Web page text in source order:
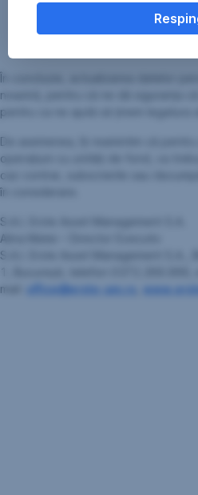
legali, beneficiari reali ai
titularul contractului este
În concluzie, actualizarea datelor
noastră, pentru că ne dă siguranța
pentru ca ne ajută să ținem legatura
De asemenea, îți reamintim că pentru
operațiuni cu unități de fond, va
caz contrar, subscrierile sau
în considerare.
S.A.I. Erste Asset Management S.A.
Alina Matei – Director Executiv
S.A.I. Erste Asset Management S.A.,
mail:
office@erste-am.ro